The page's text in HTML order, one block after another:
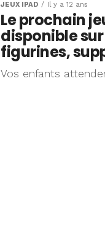
JEUX IPAD Il y a 12 ans
Le prochain
disponible
figurines,
Vos enfants